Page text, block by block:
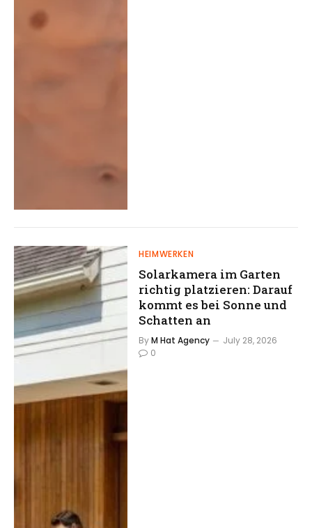
HEIMWERKEN
Solarkamera im Garten
richtig platzieren: Darauf
kommt es bei Sonne und
Schatten an
ByM Hat Agency
July 28, 2026
0